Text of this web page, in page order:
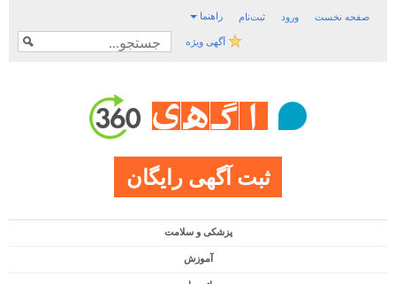
صفحه نخست ورود ثبت‌نام راهنما
آگهی ویژه
ثبت آگهی رایگان
پزشکی و سلامت
آموزش